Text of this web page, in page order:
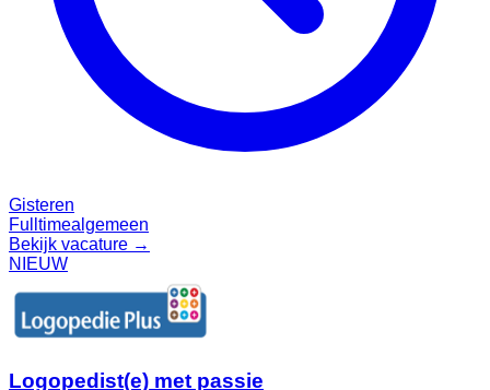
Gisteren
Fulltimealgemeen
Bekijk vacature →
NIEUW
Logopedist(e) met passie